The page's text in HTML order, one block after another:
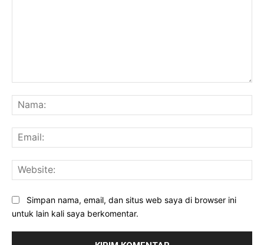
Simpan nama, email, dan situs web saya di browser ini
untuk lain kali saya berkomentar.